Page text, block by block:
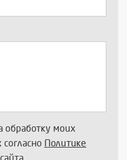
обработку моих
Политике
сайта